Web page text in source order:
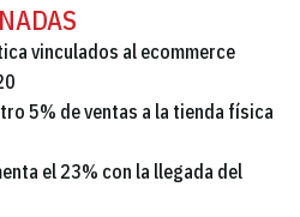
vinculados al ecommerce
5% de ventas a la tienda física
el 23% con la llegada del